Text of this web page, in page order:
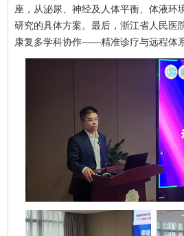
座，从泌尿、神经及人体平衡、体液环
研究的具体方案。最后，浙江省人民医
康复多学科协作——精准诊疗与远程体系